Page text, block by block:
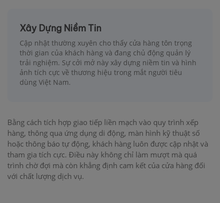
Xây Dựng Niềm Tin
Cập nhật thường xuyên cho thấy cửa hàng tôn trọng
thời gian của khách hàng và đang chủ động quản lý
trải nghiệm. Sự cởi mở này xây dựng niềm tin và hình
ảnh tích cực về thương hiệu trong mắt người tiêu
dùng Việt Nam.
Bằng cách tích hợp giao tiếp liền mạch vào quy trình xếp
hàng, thông qua ứng dụng di động, màn hình kỹ thuật số
hoặc thông báo tự động, khách hàng luôn được cập nhật và
tham gia tích cực. Điều này không chỉ làm mượt mà quá
trình chờ đợi mà còn khẳng định cam kết của cửa hàng đối
với chất lượng dịch vụ.